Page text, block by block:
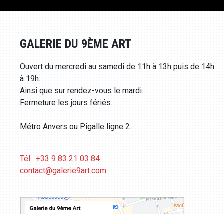
GALERIE DU 9ÈME ART
Ouvert du mercredi au samedi de 11h à 13h puis de 14h
à 19h.
Ainsi que sur rendez-vous le mardi.
Fermeture les jours fériés.
Métro Anvers ou Pigalle ligne 2.
Tél : +33 9 83 21 03 84
contact@galerie9art.com